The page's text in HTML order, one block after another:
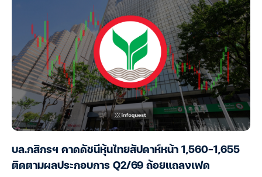
บล.กสิกรฯ คาดดัชนีหุ้นไทยสัปดาห์หน้า 1,560-1,655
ติดตามผลประกอบการ Q2/69 ถ้อยแถลงเฟด